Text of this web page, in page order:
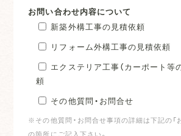
お問い合わせ内容について
新築外構工事の見積依頼
リフォーム外構工事の見積依頼
エクステリア工事（カーポート等
頼
その他質問・お問合せ
※その他質問・お問合せ事項の詳細は下記の「